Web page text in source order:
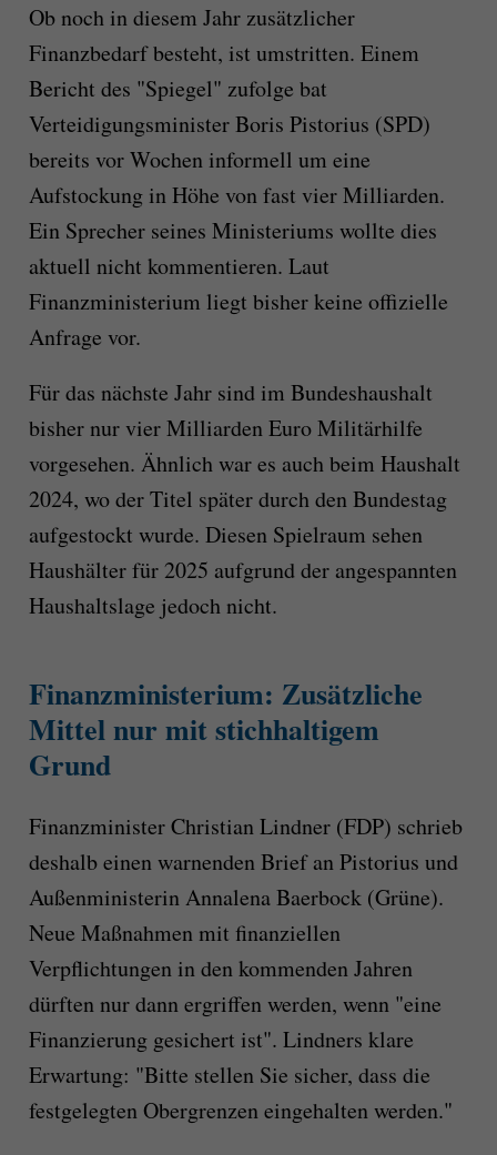
Ob noch in diesem Jahr zusätzlicher
Finanzbedarf besteht, ist umstritten. Einem
Bericht des "Spiegel" zufolge bat
Verteidigungsminister Boris Pistorius (SPD)
bereits vor Wochen informell um eine
Aufstockung in Höhe von fast vier Milliarden.
Ein Sprecher seines Ministeriums wollte dies
aktuell nicht kommentieren. Laut
Finanzministerium liegt bisher keine offizielle
Anfrage vor.
Für das nächste Jahr sind im Bundeshaushalt
bisher nur vier Milliarden Euro Militärhilfe
vorgesehen. Ähnlich war es auch beim Haushalt
2024, wo der Titel später durch den Bundestag
aufgestockt wurde. Diesen Spielraum sehen
Haushälter für 2025 aufgrund der angespannten
Haushaltslage jedoch nicht.
Finanzministerium: Zusätzliche
Mittel nur mit stichhaltigem
Grund
Finanzminister Christian Lindner (FDP) schrieb
deshalb einen warnenden Brief an Pistorius und
Außenministerin Annalena Baerbock (Grüne).
Neue Maßnahmen mit finanziellen
Verpflichtungen in den kommenden Jahren
dürften nur dann ergriffen werden, wenn "eine
Finanzierung gesichert ist". Lindners klare
Erwartung: "Bitte stellen Sie sicher, dass die
festgelegten Obergrenzen eingehalten werden."